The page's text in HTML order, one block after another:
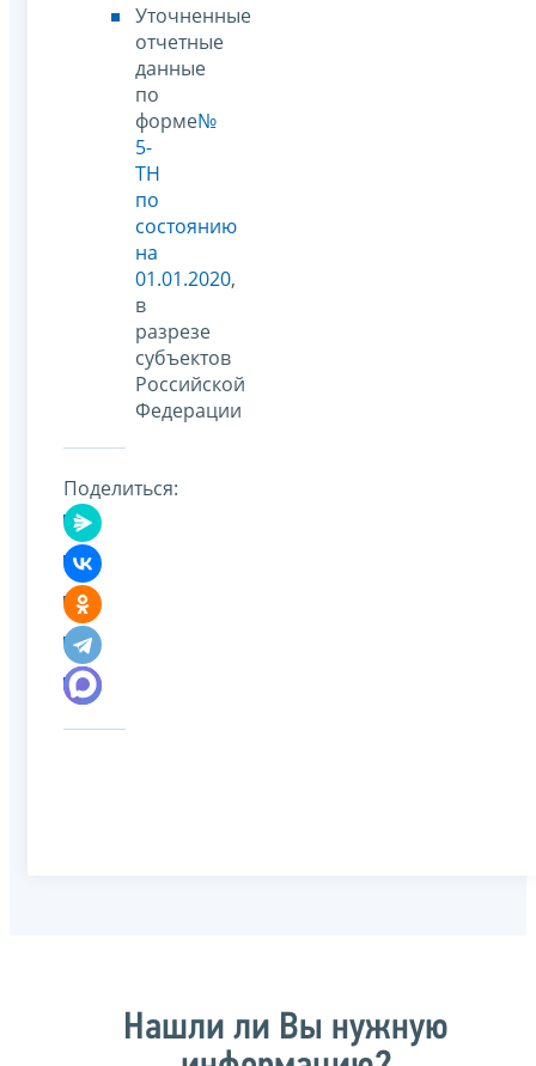
Уточненные
отчетные
данные
по
форме№
5-
ТН
по
состоянию
на
01.01.2020,
в
разрезе
субъектов
Российской
Федерации
Поделиться:
Нашли ли Вы нужную